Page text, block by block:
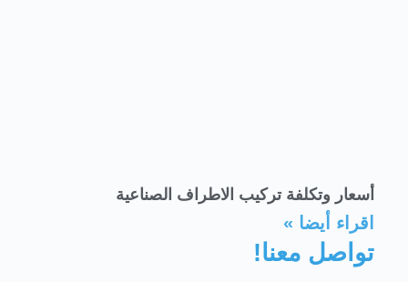
أسعار وتكلفة تركيب الاطراف الصناعية
اقراء أيضا »
تواصل معنا!